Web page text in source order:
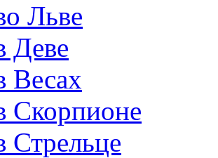
Льве
Деве
Весах
Скорпионе
Стрельце